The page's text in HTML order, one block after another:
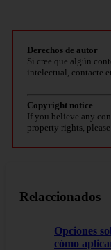
Derechos de autor
Si cree que algún
intelectual, contacte
Copyright notice
If you believe any
property rights,
Relaccionados
Opciones
cómo